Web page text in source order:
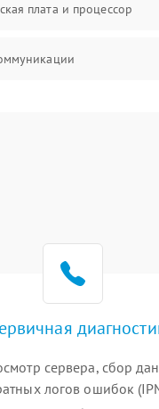
плата и процессор
и интерфейсы
и сервисы
воздействия
сервера, сбор
логов ошибок